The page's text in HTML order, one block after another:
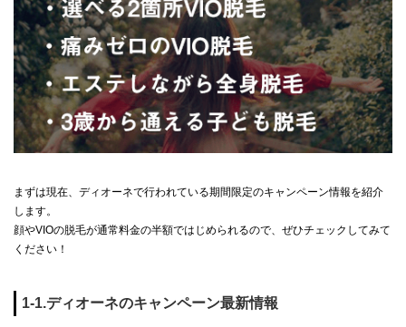
まずは現在、ディオーネで行われている期間限定のキャンペーン情報を紹介
します。
顔やVIOの脱毛が通常料金の半額ではじめられるので、ぜひチェックしてみて
ください！
1-1.ディオーネのキャンペーン最新情報